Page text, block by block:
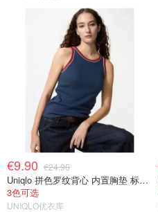
€9.90 €24.90
Uniqlo 拼色罗纹背心 内置胸垫 标准款
3色可选
UNIQLO优衣库